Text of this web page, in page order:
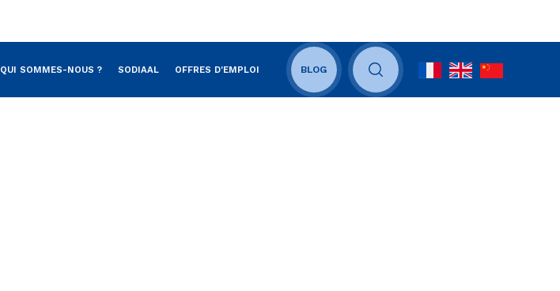
QUI SOMMES-NOUS ? SODIAAL OFFRES D'EMPLOI BLOG
OUVRIR LE CHAMP DE RECHERCHE